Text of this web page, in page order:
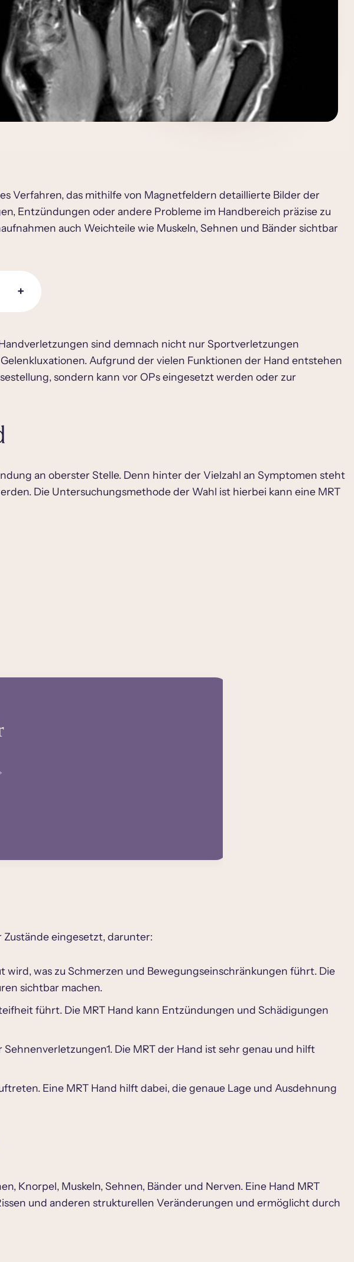
Verfahren, das mithilfe von Magnetfeldern detaillierte Bilder der
Entzündungen oder andere Probleme im Handbereich präzise zu
auch Weichteile wie Muskeln, Sehnen und Bänder sichtbar
sind demnach nicht nur Sportverletzungen
Aufgrund der vielen Funktionen der Hand entstehen
sondern kann vor OPs eingesetzt werden oder zur
an oberster Stelle. Denn hinter der Vielzahl an Symptomen steht
Die Untersuchungsmethode der Wahl ist hierbei kann eine MRT
Zustände eingesetzt, darunter:
was zu Schmerzen und Bewegungseinschränkungen führt. Die
sichtbar machen.
führt. Die MRT Hand kann Entzündungen und Schädigungen
Die MRT der Hand ist sehr genau und hilft
Eine MRT Hand hilft dabei, die genaue Lage und Ausdehnung
Knorpel, Muskeln, Sehnen, Bänder und Nerven. Eine Hand MRT
und anderen strukturellen Veränderungen und ermöglicht durch